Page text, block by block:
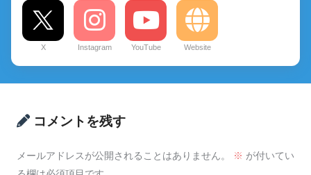
X Instagram YouTube Website
コメントを残す
メールアドレスが公開されることはありません。 ※ が付いてい